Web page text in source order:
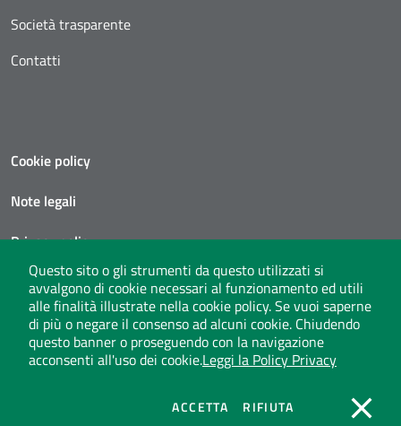
Questo sito o gli strumenti da questo utilizzati si
avvalgono di cookie necessari al funzionamento ed utili
alle finalità illustrate nella cookie policy. Se vuoi saperne
di più o negare il consenso ad alcuni cookie. Chiudendo
questo banner o proseguendo con la navigazione
acconsenti all'uso dei cookie.Leggi la Policy Privacy
ACCETTA COOKIES
RIFIUTACOOKIES
Società trasparente
Contatti
Cookie policy
Note legali
Privacy policy
Social media policy
Privacy policy call center